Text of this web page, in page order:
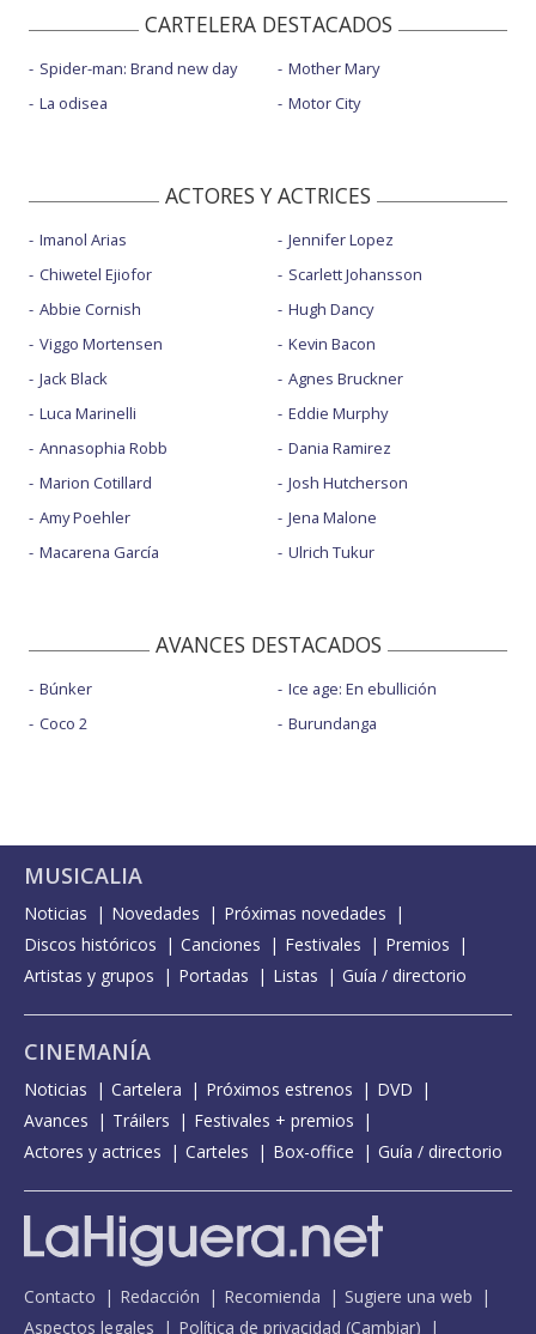
CARTELERA DESTACADOS
Spider-man: Brand new day
La odisea
Mother Mary
Motor City
ACTORES Y ACTRICES
Imanol Arias
Chiwetel Ejiofor
Abbie Cornish
Viggo Mortensen
Jack Black
Luca Marinelli
Annasophia Robb
Marion Cotillard
Amy Poehler
Macarena García
Jennifer Lopez
Scarlett Johansson
Hugh Dancy
Kevin Bacon
Agnes Bruckner
Eddie Murphy
Dania Ramirez
Josh Hutcherson
Jena Malone
Ulrich Tukur
AVANCES DESTACADOS
Búnker
Coco 2
Ice age: En ebullición
Burundanga
MUSICALIA
Noticias Novedades
Próximas novedades
Discos históricos
Canciones Festivales
Premios
Artistas y grupos
Portadas Listas Guía / directorio
CINEMANÍA
Noticias Cartelera Próximos estrenos
DVD
Avances
Tráilers
Festivales + premios
Actores y actrices
Carteles Box-office Guía / directorio
Contacto Redacción Recomienda
Sugiere una web
Aspectos legales
Política de privacidad (Cambiar)